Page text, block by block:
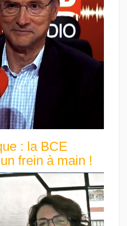
: la BCE
frein à main !